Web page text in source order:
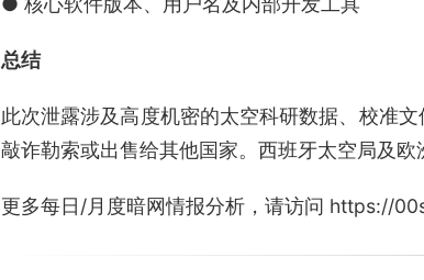
总结
此次泄露涉及高度机密的太空科研数据、校准
敲诈勒索或出售给其他国家。西班牙太空局及
更多每日/月度暗网情报分析，请访问 https://